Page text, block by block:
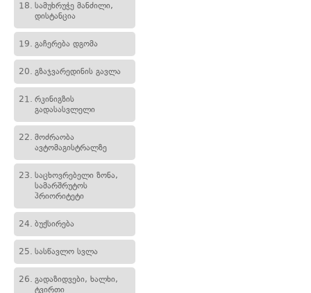
18. სამუხრუჭე მანძილი,
დისტანცია
19. გაჩერება დგომა
20. გზაჯვარედინის გავლა
21. რკინიგზის
გადასასვლელი
22. მოძრაობა
ავტომაგისტრალზე
23. საცხოვრებელი ზონა,
სამარშრუტოს
პრიორიტეტი
24. ბუქსირება
25. სასწავლო სვლა
26. გადაზიდვები, ხალხი,
ტვირთი